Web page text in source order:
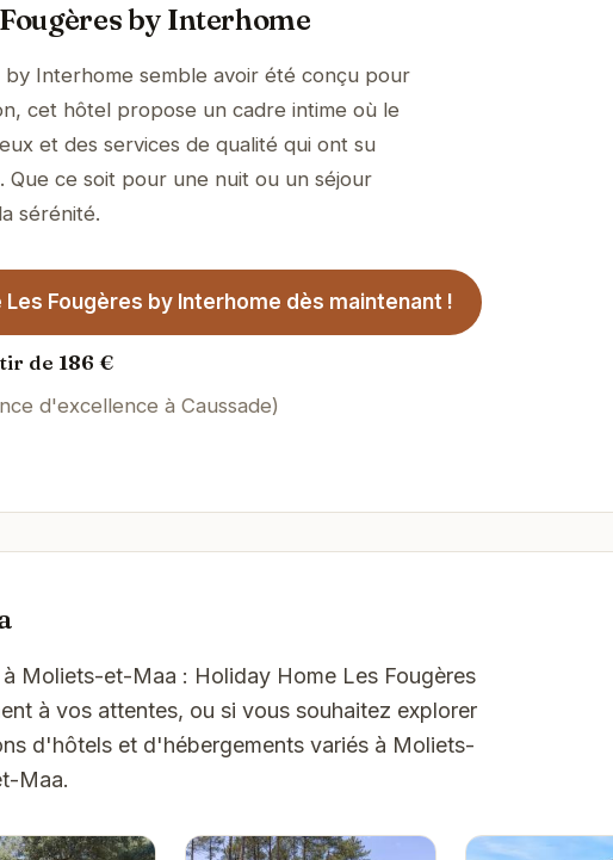
by Interhome
Interhome semble avoir été conçu pour
cet hôtel propose un cadre intime où le
et des services de qualité qui ont su
ce soit pour une nuit ou un séjour
sérénité.
Fougères by Interhome dès maintenant !
de 186 €
d'excellence à Caussade)
Moliets-et-Maa : Holiday Home Les Fougères
à vos attentes, ou si vous souhaitez explorer
d'hôtels et d'hébergements variés à Moliets-
Maa.